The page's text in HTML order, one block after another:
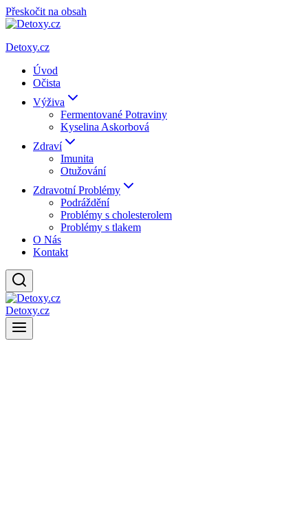
Přeskočit na obsah
Detoxy.cz
Úvod
Očista
Výživa
Fermentované Potraviny
Kyselina Askorbová
Zdraví
Imunita
Otužování
Zdravotní Problémy
Podráždění
Problémy s cholesterolem
Problémy s tlakem
O Nás
Kontakt
Detoxy.cz